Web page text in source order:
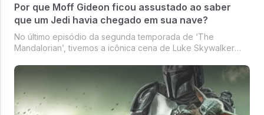
Por que Moff Gideon ficou assustado ao saber
que um Jedi havia chegado em sua nave?
No último episódio da segunda temporada de ‘The
Mandalorian’, tivemos a icônica cena de Luke Skywalker
Din Djarin já havia tido trabalho para derrotar um, imagina